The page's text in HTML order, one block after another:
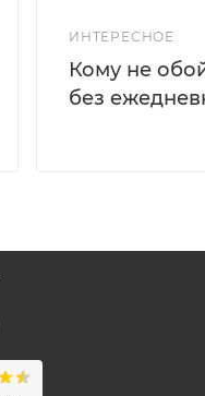
ИНТЕРЕСНОЕ
Кому не
без